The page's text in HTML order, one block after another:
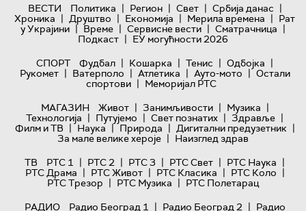
ВЕСТИ Политика | Регион | Свет | Србија данас |
Хроника | Друштво | Економија | Мерила времена | Рат
у Украјини | Време | Сервисне вести | Сматрачница |
Подкаст | ЕУ могућности 2026
СПОРТ
Фудбал | Кошарка | Тенис | Одбојка |
Рукомет | Ватерполо | Атлетика | Ауто-мото | Остали
спортови | Меморијал РТС
МАГАЗИН
Живот | Занимљивости | Музика |
Технологијa | Путујемо | Свет познатих | Здравље |
Филм и ТВ | Наука | Природа | Дигитални предузетник |
За мале велике хероје | Наизглед здрав
ТВ
РТС 1 | РТС 2 | РТС 3 | РТС Свет | РТС Наука |
РТС Драма | РТС Живот | РТС Класика | РТС Коло |
РТС Трезор | РТС Музика | РТС Полетарац
РАДИО
Радио Београд 1 | Радио Београд 2 | Радио